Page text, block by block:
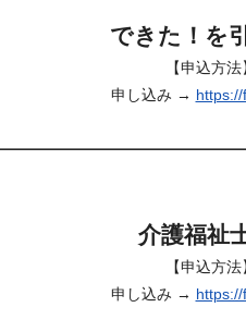
できた！を
【申込方
申し込み →
介護福祉
【申込方
申し込み →